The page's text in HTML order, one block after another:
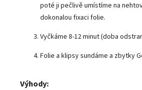
poté ji pečlivě umístíme na
dokonalou fixaci folie.
Vyčkáme 8-12 minut (doba
Folie a klipsy sundáme a zbytky
Výhody: